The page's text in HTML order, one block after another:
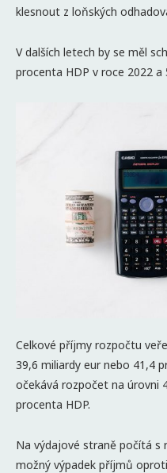
klesnout z loňských
V dalších letech by se měl
procenta HDP v roce 2022
Celkové příjmy rozpočtu
39,6 miliardy eur nebo 41,4
očekává rozpočet na úrovni
procenta HDP.
Na výdajové straně počítá s
možný výpadek příjmů